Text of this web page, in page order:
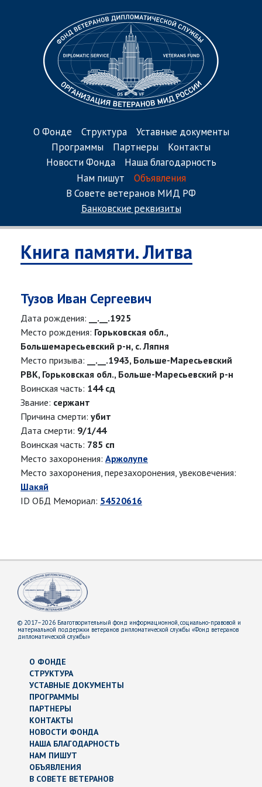
О Фонде Структура
Уставные документы
Программы
Партнеры
Контакты
Новости Фонда
Наша благодарность
Нам пишут
Объявления
В Совете ветеранов МИД РФ
Банковские реквизиты
Книга памяти. Литва
Тузов Иван Сергеевич
Дата рождения:
__.__.1925
Место рождения: Горьковская обл.,
Большемаресьевский р-н, с. Ляпня
Место призыва:
__.__.1943, Больше-Маресьевский
РВК, Горьковская обл., Больше-Маресьевский р-н
Воинская часть: 144 сд
Звание: сержант
Причина смерти: убит
Дата смерти: 9/1/44
Воинская часть: 785 сп
Место захоронения: Аржолупе
Место захоронения, перезахоронения, увековечения:
Шакяй
ID ОБД Мемориал: 54520616
© 2017–2026 Благотворительный фонд информационной, социально-правовой и
материальной поддержки ветеранов дипломатической службы «Фонд ветеранов
дипломатической службы»
О ФОНДЕ
СТРУКТУРА
УСТАВНЫЕ ДОКУМЕНТЫ
ПРОГРАММЫ
ПАРТНЕРЫ
КОНТАКТЫ
НОВОСТИ ФОНДА
НАША БЛАГОДАРНОСТЬ
НАМ ПИШУТ
ОБЪЯВЛЕНИЯ
В СОВЕТЕ ВЕТЕРАНОВ